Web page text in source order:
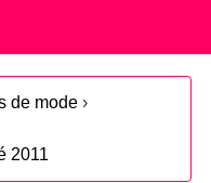
de mode ›
2011